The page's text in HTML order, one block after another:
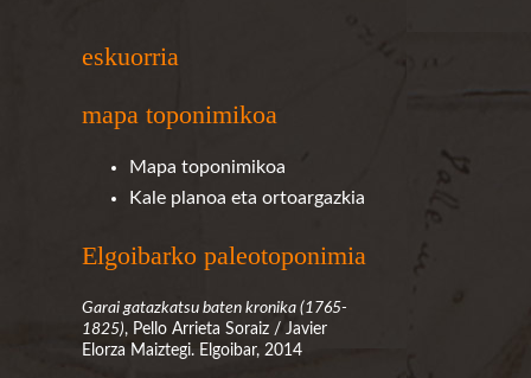
eskuorria
mapa toponimikoa
Mapa toponimikoa
Kale planoa eta ortoargazkia
Elgoibarko paleotoponimia
Garai gatazkatsu baten kronika (1765-
1825), Pello Arrieta Soraiz / Javier
Elorza Maiztegi. Elgoibar, 2014